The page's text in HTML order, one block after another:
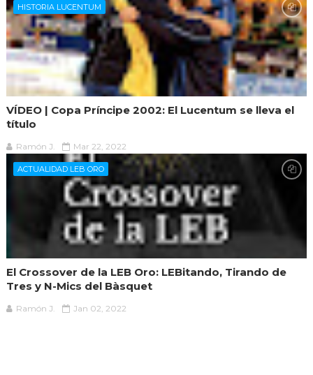
HISTORIA LUCENTUM
VÍDEO | Copa Príncipe 2002: El Lucentum se lleva el
título
Ramón J. Mar 22, 2022
ACTUALIDAD LEB ORO
El Crossover de la LEB Oro: LEBitando, Tirando de
Tres y N-Mics del Bàsquet
Ramón J. Jan 02, 2022